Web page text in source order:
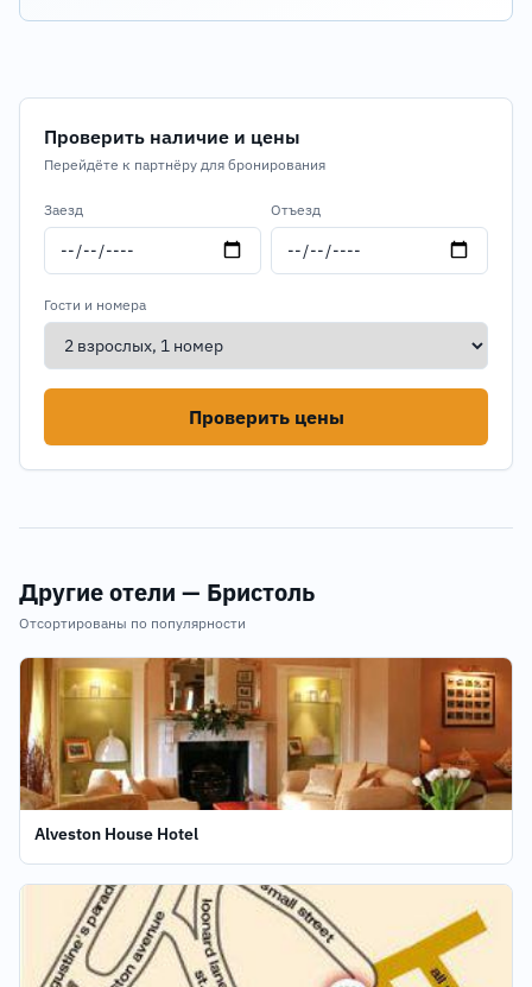
Проверить наличие и цены
Перейдёте к партнёру для бронирования
Заезд Отъезд
Гости и номера
Проверить цены
Другие отели — Бристоль
Отсортированы по популярности
Alveston House Hotel